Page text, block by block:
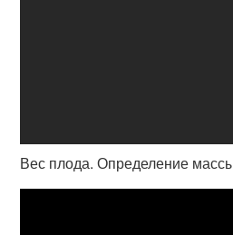
Вес плода. Определение